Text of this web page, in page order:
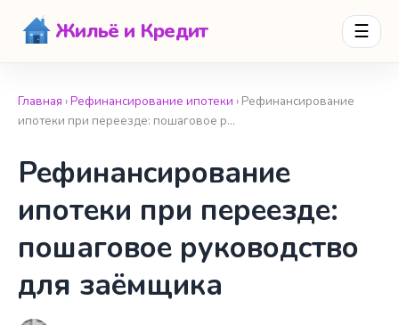
Жильё и Кредит ☰
Главная ›Рефинансирование ипотеки › Рефинансирование
ипотеки при переезде: пошаговое р…
Рефинансирование
ипотеки при переезде:
пошаговое руководство
для заёмщика